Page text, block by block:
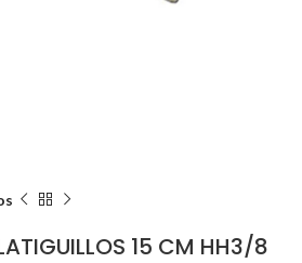
15 CM HH3/8